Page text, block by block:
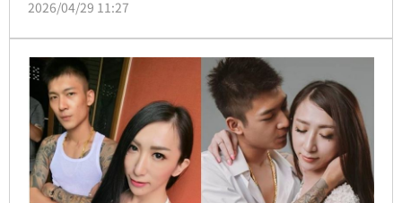
婷」帳號實為他人操作，背後為高姓男子，判處拘役50
更點名當初替「她」背書的律師李怡貞：「再拗真的很
難看」。
2026/04/29 11:27